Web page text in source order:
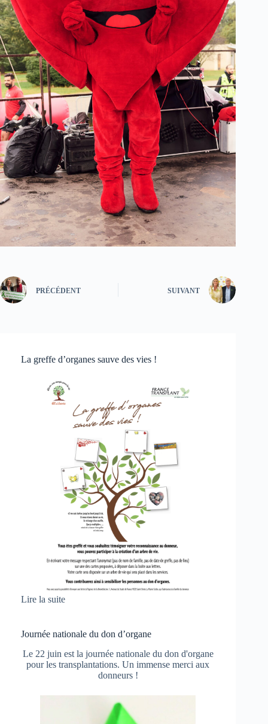
PRÉCÉDENT SUIVANT
La greffe d’organes sauve des vies !
Lire la suite
Journée nationale du don d’organe
Le 22 juin est la journée nationale du don d'organe
pour les transplantations. Un immense merci aux
donneurs !